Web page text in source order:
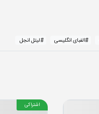
#الفبای انگلیسی #لیتل انجل
اشتراکی